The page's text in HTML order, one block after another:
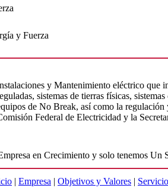
y Fuerza
y Mantenimiento eléctrico que
sistemas de tierras físicas,
de No Break, así como la
Federal de Electricidad y la
en Crecimiento y solo tenemos
| Empresa | Objetivos y Valores |